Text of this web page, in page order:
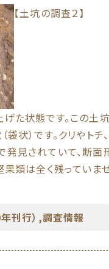
【土坑の調査２】
た状態です。この土
状）です。クリやト
見されていて、断
果類は全く残っていま
刊行） ,調査情報